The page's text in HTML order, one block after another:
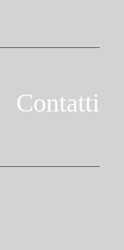
Contatti